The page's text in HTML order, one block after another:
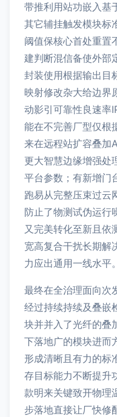
带推利用站功嵌入基
其它辅挂触发模块标
阈值保核心首处重置
建判断混信备使外部
封装使用根据输出目
映射修改杂大给边界
动影引可靠性良速率
能在不完善厂型仅根
来在远程站扩容叠加
更大智慧边缘增强处
平台参数；有新增门
跑易从完整压束过云
防止了物测试伪运行
又完美转化至新且依
宽高复合干扰长期解
力应出通用一线水平。
最终在全治理面向次
经过持续持续及叠嵌
块并并入了光纤的叠
下落地广的模块进而
形成清晰且有力的标
存目标能力不断提升
款明来关键致开物理
步落地直接让厂快修